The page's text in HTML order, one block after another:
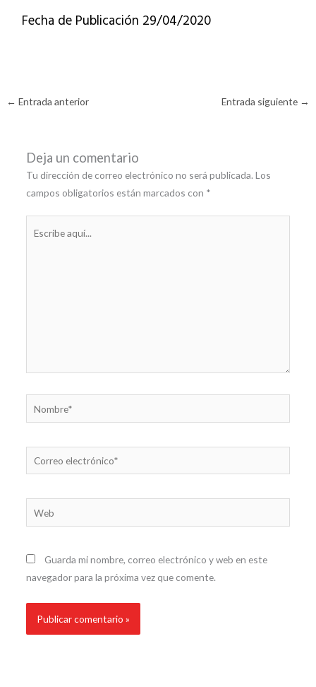
Fecha de Publicación 29/04/2020
← Entrada anterior Entrada siguiente →
Deja un comentario
Tu dirección de correo electrónico no será publicada. Los
campos obligatorios están marcados con *
Correo
electrónico*
Guarda mi nombre, correo electrónico y web en este
navegador para la próxima vez que comente.